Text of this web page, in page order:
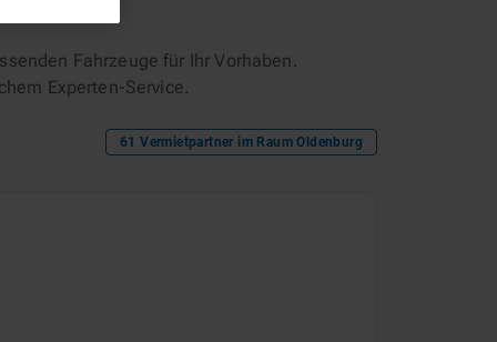
Fahrzeuge für Ihr Vorhaben.
Experten-Service.
61 Vermietpartner im RaumOldenburg